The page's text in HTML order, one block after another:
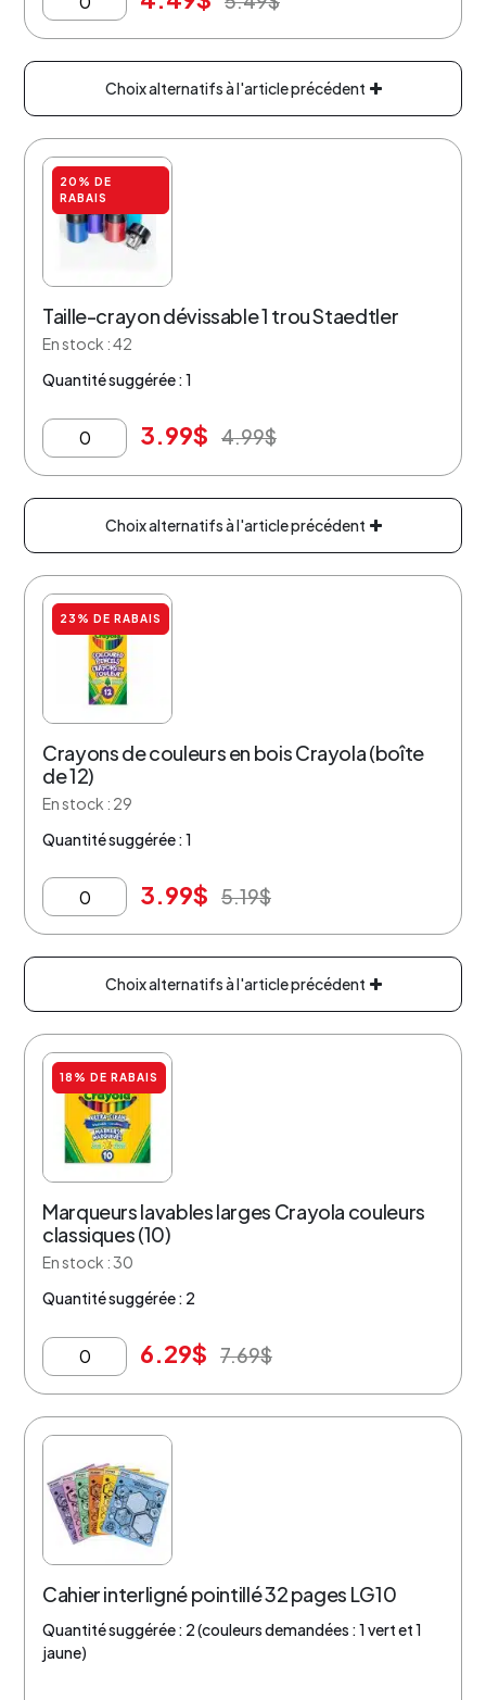
Choix alternatifs à l'article précédent
20% DE
RABAIS
Taille-crayon dévissable 1 trou Staedtler
En stock : 42
Quantité suggérée : 1
3.99$ 4.99$
Choix alternatifs à l'article précédent
23% DE RABAIS
Crayons de couleurs en bois Crayola (boîte
de 12)
En stock : 29
Quantité suggérée : 1
3.99$ 5.19$
Choix alternatifs à l'article précédent
18% DE RABAIS
Marqueurs lavables larges Crayola couleurs
classiques (10)
En stock : 30
Quantité suggérée : 2
6.29$ 7.69$
Cahier interligné pointillé 32 pages LG10
Quantité suggérée : 2 (couleurs demandées : 1 vert et 1
jaune)